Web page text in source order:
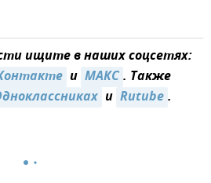
ищите в наших соцсетях:
и MAКС. Также
и Rutube.